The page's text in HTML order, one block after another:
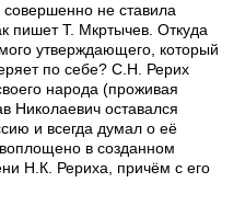
не ставила
пишет Т. Мкртычев. Откуда
утверждающего, который
по себе? С.Н. Рерих
народа (проживая
Николаевич оставался
и всегда думал о её
в созданном
Н.К. Рериха, причём с его